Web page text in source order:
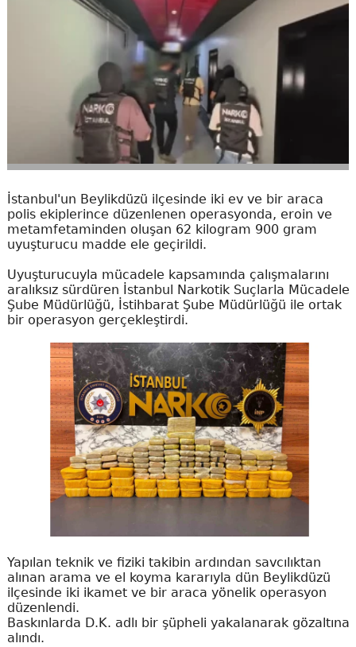
İstanbul'un Beylikdüzü ilçesinde iki ev ve bir araca
polis ekiplerince düzenlenen operasyonda, eroin ve
metamfetaminden oluşan 62 kilogram 900 gram
uyuşturucu madde ele geçirildi.
Uyuşturucuyla mücadele kapsamında çalışmalarını
aralıksız sürdüren İstanbul Narkotik Suçlarla Mücadele
Şube Müdürlüğü, İstihbarat Şube Müdürlüğü ile ortak
bir operasyon gerçekleştirdi.
Yapılan teknik ve fiziki takibin ardından savcılıktan
alınan arama ve el koyma kararıyla dün Beylikdüzü
ilçesinde iki ikamet ve bir araca yönelik operasyon
düzenlendi.
Baskınlarda D.K. adlı bir şüpheli yakalanarak gözaltına
alındı.